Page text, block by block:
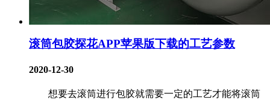
滚筒包胶探花APP苹果版下载的工艺参数
2020-12-30
想要去滚筒进行包胶就需要一定的工艺才能将滚筒